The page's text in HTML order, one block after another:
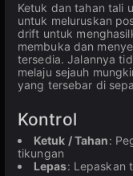
Ketuk dan tahan tali
untuk meluruskan
drift untuk
membuka dan
tersedia. Jalannya
melaju sejauh
yang tersebar di
Kontrol
Ketuk / Tahan:
tikungan
Lepas: Lepaskan